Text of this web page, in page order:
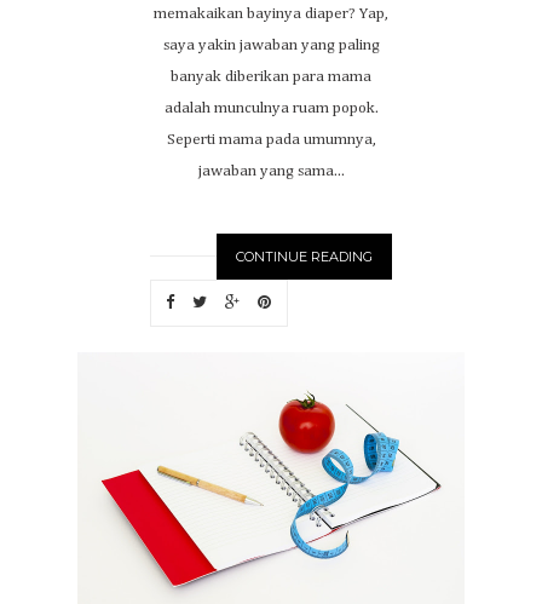
memakaikan bayinya diaper? Yap,
saya yakin jawaban yang paling
banyak diberikan para mama
adalah munculnya ruam popok.
Seperti mama pada umumnya,
jawaban yang sama...
CONTINUE READING